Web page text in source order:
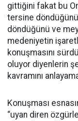
gittiğini fakat bu
tersine
döndüğünü ve
medeniyetin
konuşmasını
oluyor diyenlerin
kavramını
Konuşması
“uyan diren